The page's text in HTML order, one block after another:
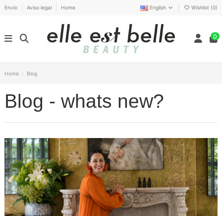
Envío Aviso legal Home English Wishlist (0)
0
Home Blog
Blog - whats new?